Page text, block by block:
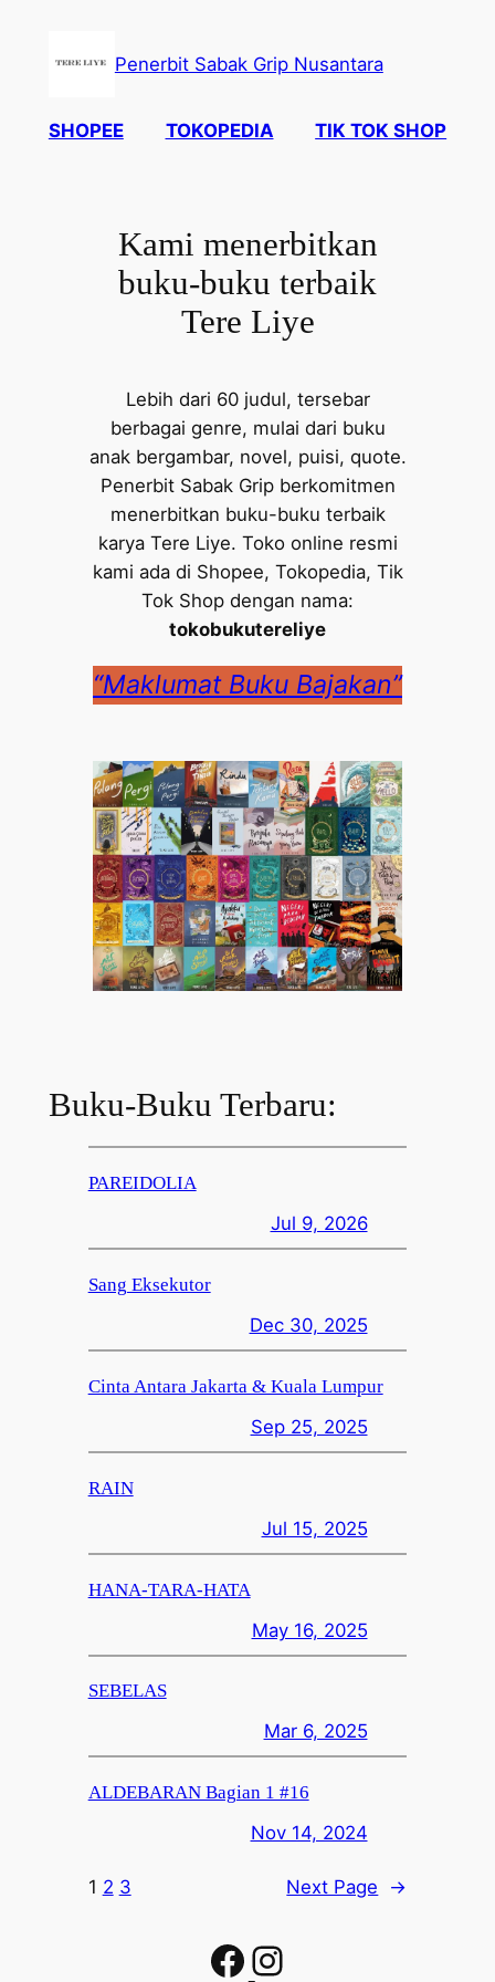
Penerbit Sabak Grip Nusantara
SHOPEE TOKOPEDIA TIK TOK SHOP
Kami menerbitkan
buku-buku terbaik
Tere Liye
Lebih dari 60 judul, tersebar
berbagai genre, mulai dari buku
anak bergambar, novel, puisi, quote.
Penerbit Sabak Grip berkomitmen
menerbitkan buku-buku terbaik
karya Tere Liye. Toko online resmi
kami ada di Shopee, Tokopedia, Tik
Tok Shop dengan nama:
tokobukutereliye
“Maklumat Buku Bajakan”
Buku-Buku Terbaru:
PAREIDOLIA
Jul 9, 2026
Sang Eksekutor
Dec 30, 2025
Cinta Antara Jakarta & Kuala Lumpur
Sep 25, 2025
RAIN
Jul 15, 2025
HANA-TARA-HATA
May 16, 2025
SEBELAS
Mar 6, 2025
ALDEBARAN Bagian 1 #16
Nov 14, 2024
1 2 3 Next Page →
Facebook Instagram